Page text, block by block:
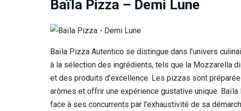
Baïla Pizza – Demi Lune
Baïla Pizza Autentico se distingue dans l’univers
à la sélection des ingrédients, tels que la Mozzarella
et des produits d’excellence. Les pizzas sont
arômes et offrir une expérience gustative unique.
face à ses concurrents par l’exhaustivité de sa